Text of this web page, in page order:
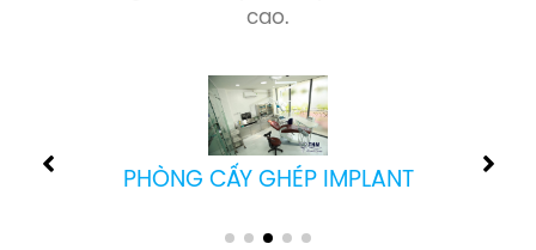
cao.
PHÒNG CẤY GHÉP IMPLANT